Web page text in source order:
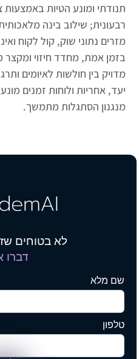
תנודתי ומונע הטיות באמצעות
מזרים נתוני שוק, קול לקוח
בזמן אמת, מחדד חיזוי ומקצר
מדויק בין חולשות לאיומים
יעד, אחריות ולוחות זמנים
מנגנון הסתגלות מתמשך.
לא בטוחים
דברו
שם מלא
טלפון